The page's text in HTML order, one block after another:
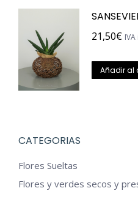
21,50€ IVA
Añadir al
CATEGORIAS
Flores Sueltas
Flores y verdes secos y